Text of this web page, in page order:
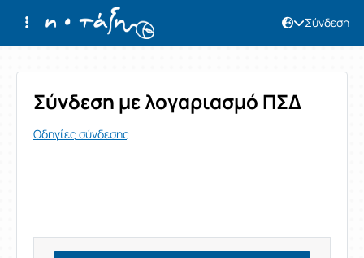
Σύνδεση
Σύνδεση
Σύνδεση με λογαριασμό ΠΣΔ
Οδηγίες σύνδεσης